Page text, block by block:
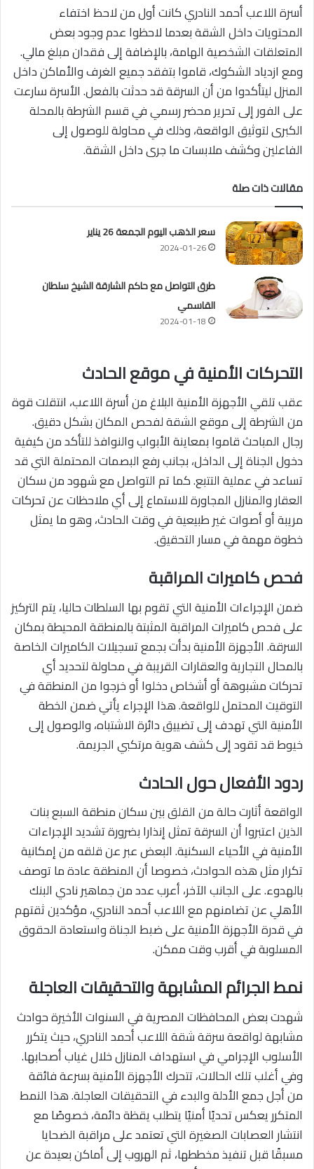
أسرة اللاعب أحمد النادري كانت أول من لاحظ اختفاء
المحتويات داخل الشقة بعدما لاحظوا عدم وجود بعض
المتعلقات الشخصية الهامة، بالإضافة إلى فقدان مبلغ مالي.
ومع ازدياد الشكوك، قاموا بتفقد جميع الغرف والأماكن داخل
المنزل ليتأكدوا من أن السرقة قد حدثت بالفعل. الأسرة سارعت
على الفور إلى تحرير محضر رسمي في قسم الشرطة بالمحلة
الكبرى لتوثيق الواقعة، وذلك في محاولة للوصول إلى
الفاعلين وكشف ملابسات ما جرى داخل الشقة.
مقالات ذات صلة
سعر الذهب اليوم الجمعة 26 يناير
2024-01-26
طرق التواصل مع حاكم الشارقة الشيخ سلطان
القاسمي
2024-01-18
التحركات الأمنية في موقع الحادث
عقب تلقي الأجهزة الأمنية البلاغ من أسرة اللاعب، انتقلت قوة
من الشرطة إلى موقع الشقة لفحص المكان بشكل دقيق.
رجال المباحث قاموا بمعاينة الأبواب والنوافذ للتأكد من كيفية
دخول الجناة إلى الداخل، بجانب رفع البصمات المحتملة التي قد
تساعد في عملية التتبع. كما تم التواصل مع شهود من سكان
العقار والمنازل المجاورة للاستماع إلى أي ملاحظات عن تحركات
مريبة أو أصوات غير طبيعية في وقت الحادث، وهو ما يمثل
خطوة مهمة في مسار التحقيق.
فحص كاميرات المراقبة
ضمن الإجراءات الأمنية التي تقوم بها السلطات حاليا، يتم التركيز
على فحص كاميرات المراقبة المثبتة بالمنطقة المحيطة بمكان
السرقة. الأجهزة الأمنية بدأت بجمع تسجيلات الكاميرات الخاصة
بالمحال التجارية والعقارات القريبة في محاولة لتحديد أي
تحركات مشبوهة أو أشخاص دخلوا أو خرجوا من المنطقة في
التوقيت المحتمل للواقعة. هذا الإجراء يأتي ضمن الخطة
الأمنية التي تهدف إلى تضييق دائرة الاشتباه، والوصول إلى
خيوط قد تقود إلى كشف هوية مرتكبي الجريمة.
ردود الأفعال حول الحادث
الواقعة أثارت حالة من القلق بين سكان منطقة السبع بنات
الذين اعتبروا أن السرقة تمثل إنذارا بضرورة تشديد الإجراءات
الأمنية في الأحياء السكنية. البعض عبر عن قلقه من إمكانية
تكرار مثل هذه الحوادث، خصوصا أن المنطقة عادة ما توصف
بالهدوء. على الجانب الآخر، أعرب عدد من جماهير نادي البنك
الأهلي عن تضامنهم مع اللاعب أحمد النادري، مؤكدين ثقتهم
في قدرة الأجهزة الأمنية على ضبط الجناة واستعادة الحقوق
المسلوبة في أقرب وقت ممكن.
نمط الجرائم المشابهة والتحقيقات العاجلة
شهدت بعض المحافظات المصرية في السنوات الأخيرة حوادث
مشابهة لواقعة سرقة شقة اللاعب أحمد النادري، حيث يتكرر
الأسلوب الإجرامي في استهداف المنازل خلال غياب أصحابها.
وفي أغلب تلك الحالات، تتحرك الأجهزة الأمنية بسرعة فائقة
من أجل جمع الأدلة والبدء في التحقيقات العاجلة. هذا النمط
المتكرر يعكس تحديًا أمنيًا يتطلب يقظة دائمة، خصوصًا مع
انتشار العصابات الصغيرة التي تعتمد على مراقبة الضحايا
مسبقًا قبل تنفيذ مخططها، ثم الهروب إلى أماكن بعيدة عن